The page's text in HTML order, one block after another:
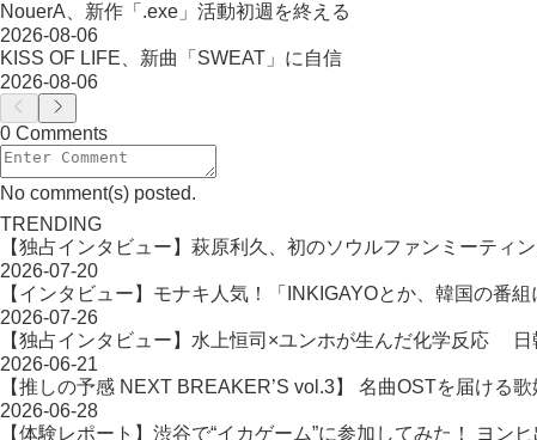
NouerA、新作「.exe」活動初週を終える
2026-08-06
KISS OF LIFE、新曲「SWEAT」に自信
2026-08-06
0 Comments
No comment(s) posted.
TRENDING
【独占インタビュー】萩原利久、初のソウルファンミーティ
2026-07-20
【インタビュー】モナキ人気！「INKIGAYOとか、韓国の番組
2026-07-26
【独占インタビュー】水上恒司×ユンホが生んだ化学反応 日
2026-06-21
【推しの予感 NEXT BREAKER’S vol.3】 名曲OSTを届ける
2026-06-28
【体験レポート】渋谷で“イカゲーム”に参加してみた！ ヨ